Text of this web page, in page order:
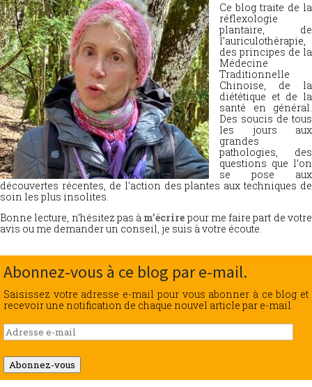
Ce blog traite de la
réflexologie
plantaire, de
l’auriculothérapie,
des principes de la
Médecine
Traditionnelle
Chinoise, de la
diététique et de la
santé en général.
Des soucis de tous
les jours aux
grandes
pathologies, des
questions que l’on
se pose aux
découvertes récentes, de l’action des plantes aux techniques de
soin les plus insolites.
Bonne lecture, n’hésitez pas à m’écrire pour me faire part de votre
avis ou me demander un conseil, je suis à votre écoute.
Abonnez-vous à ce blog par e-mail.
Saisissez votre adresse e-mail pour vous abonner à ce blog et
recevoir une notification de chaque nouvel article par e-mail.
Adresse
e-
mail
Abonnez-vous